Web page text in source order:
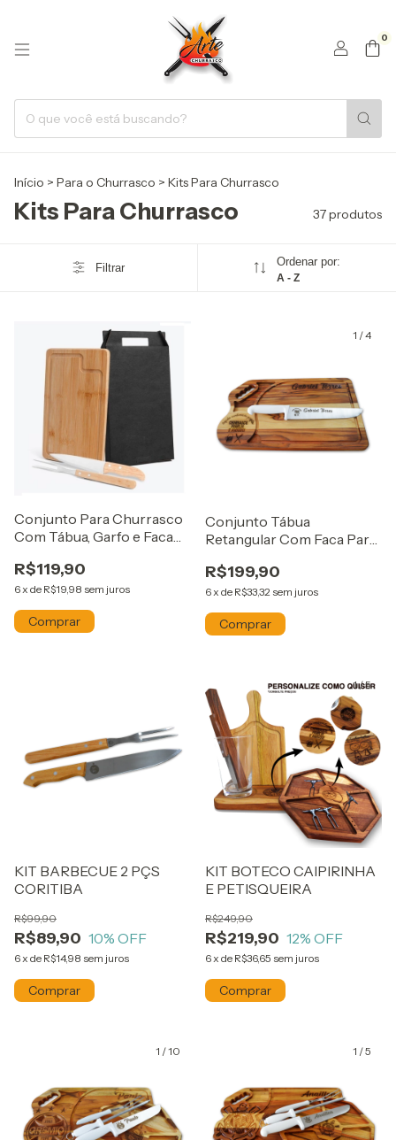
0
Início > Para o Churrasco > Kits Para Churrasco
Kits Para Churrasco 37 produtos
Filtrar Ordenar por:
A - Z
Conjunto Para Churrasco
Com Tábua, Garfo e Faca
R$119,90
6 x de R$19,98 sem juros
1 /4
Conjunto Tábua
Retangular Com Faca Para
R$199,90
6x de R$33,32 sem juros
KIT BARBECUE 2 PÇS
CORITIBA
R$89,90
R$99,90
10% OFF
6x de R$14,98 sem juros
1/5
KIT BOTECO CAIPIRINHA
E PETISQUEIRA
R$219,90
R$249,90
12% OFF
6x de R$36,65 sem juros
1 /10 1 /5